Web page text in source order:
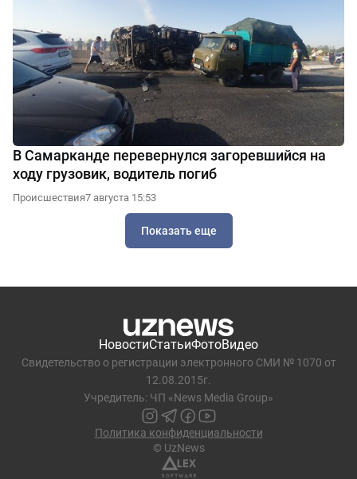
В Самарканде перевернулся загоревшийся на
ходу грузовик, водитель погиб
Происшествия7 августа 15:53
Показать еще
НовостиСтатьиФотоВидео
Свидетельство о регистрации электронного СМИ № 1070 от
12.08.2015г.
Учредитель: ЧП «News Media Group»
Политика конфиденциальности
© UzNews